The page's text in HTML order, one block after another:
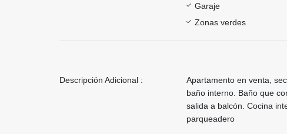
Garaje
Zonas verdes
Descripción Adicional :
Apartamento en venta,
baño interno. Baño que
salida a balcón. Cocina
parqueadero